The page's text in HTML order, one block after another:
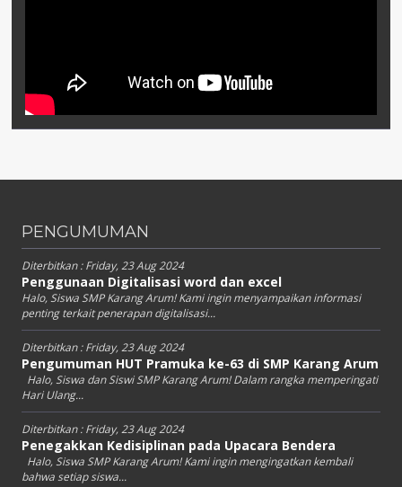
PENGUMUMAN
Diterbitkan :Friday, 23 Aug 2024
Penggunaan Digitalisasi word dan excel
Halo, Siswa SMP Karang Arum! Kami ingin menyampaikan informasi
penting terkait penerapan digitalisasi...
Diterbitkan :Friday, 23 Aug 2024
Pengumuman HUT Pramuka ke-63 di SMP Karang Arum
Halo, Siswa dan Siswi SMP Karang Arum! Dalam rangka memperingati
Hari Ulang...
Diterbitkan :Friday, 23 Aug 2024
Penegakkan Kedisiplinan pada Upacara Bendera
Halo, Siswa SMP Karang Arum! Kami ingin mengingatkan kembali
bahwa setiap siswa...